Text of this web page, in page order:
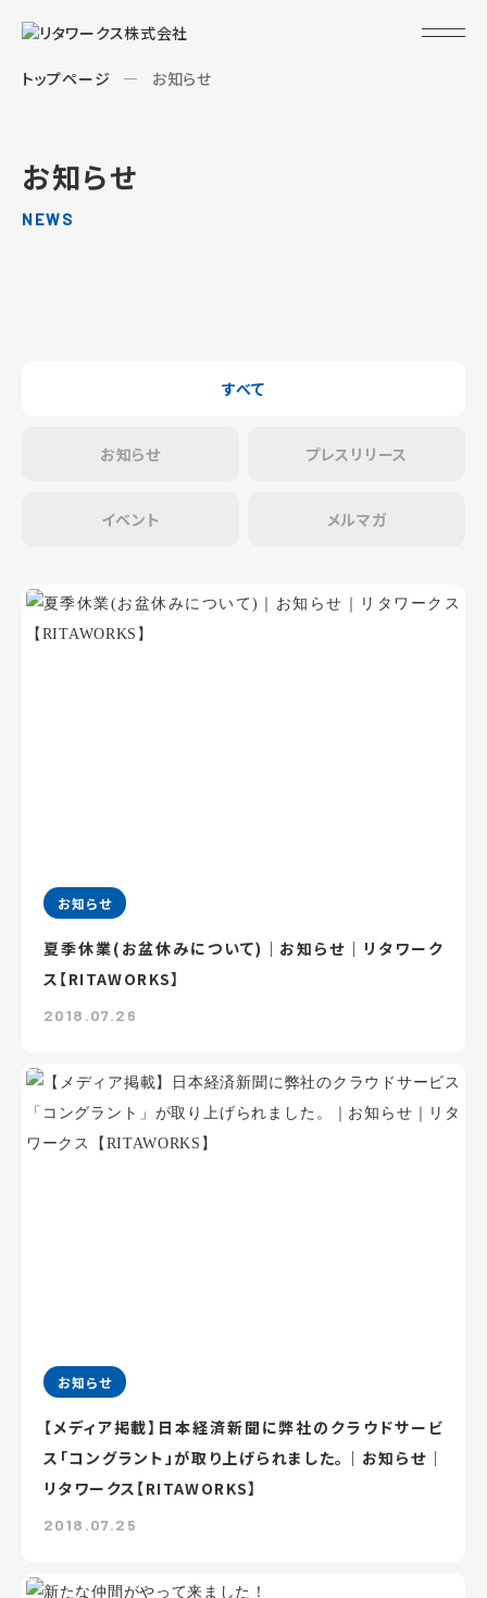
トップページ お知らせ
お知らせ
NEWS
すべて
お知らせ プレスリリース
イベント メルマガ
お知らせ
夏季休業(お盆休みについて)｜お知らせ｜リタワーク
ス【RITAWORKS】
2018.07.26
お知らせ
【メディア掲載】日本経済新聞に弊社のクラウドサービ
ス「コングラント」が取り上げられました。｜お知らせ｜
リタワークス【RITAWORKS】
2018.07.25